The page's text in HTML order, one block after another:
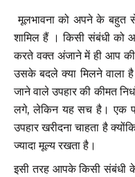
मूलभावना को अपने के बहुत से
शामिल हैं । किसी संबंधी को
करते वक्त अंजाने में ही आप
उसके बदले क्या मिलने वाला
जाने वाले उपहार की कीमत
लगे, लेकिन यह सच है। एक
उपहार खरीदना चाहता है
ज्यादा मूल्य रखता है।
इसी तरह आपके किसी संबंधी के